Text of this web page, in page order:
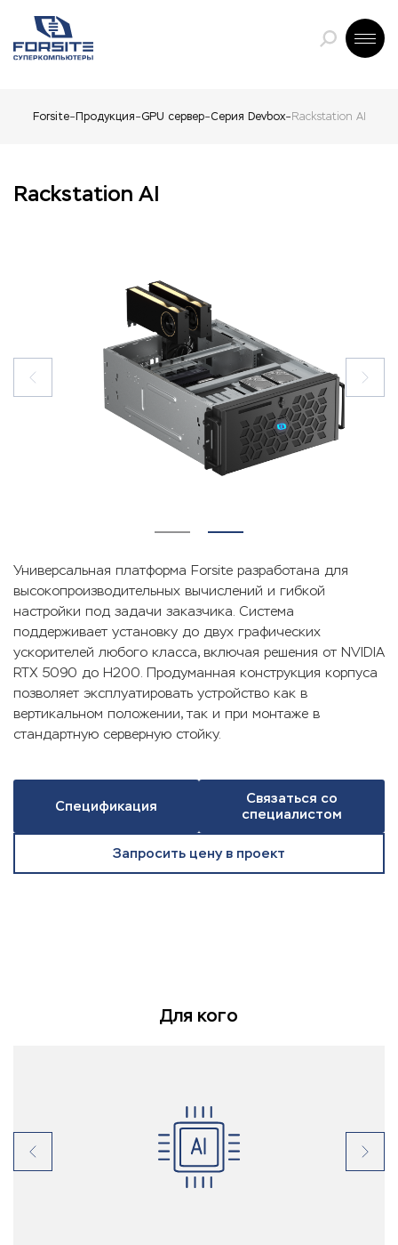
Forsite Продукция GPU сервер Серия Devbox Rackstation AI
Rackstation AI
Универсальная платформа Forsite разработана для
высокопроизводительных вычислений и гибкой
настройки под задачи заказчика. Система
поддерживает установку до двух графических
ускорителей любого класса, включая решения от NVIDIA
RTX 5090 до H200. Продуманная конструкция корпуса
позволяет эксплуатировать устройство как в
вертикальном положении, так и при монтаже в
стандартную серверную стойку.
Запросить цену в проект
Связаться со
специалистом
Спецификация
Для кого